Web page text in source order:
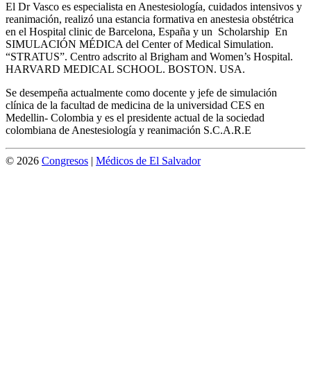
El Dr Vasco es especialista en Anestesiología, cuidados intensivos y
reanimación, realizó una estancia formativa en anestesia obstétrica
en el Hospital clinic de Barcelona, España y un Scholarship En
SIMULACIÓN MÉDICA del Center of Medical Simulation.
“STRATUS”. Centro adscrito al Brigham and Women’s Hospital.
HARVARD MEDICAL SCHOOL. BOSTON. USA.
Se desempeña actualmente como docente y jefe de simulación
clínica de la facultad de medicina de la universidad CES en
Medellin- Colombia y es el presidente actual de la sociedad
colombiana de Anestesiología y reanimación S.C.A.R.E
© 2026 Congresos | Médicos de El Salvador